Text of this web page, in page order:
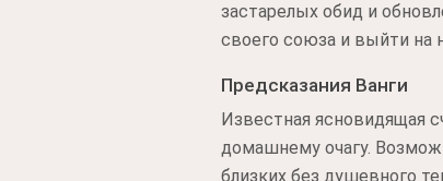
застарелых обид и
своего союза и выйти на
Предсказания Ванги
Известная ясновидящая
домашнему очагу.
близких без душевного